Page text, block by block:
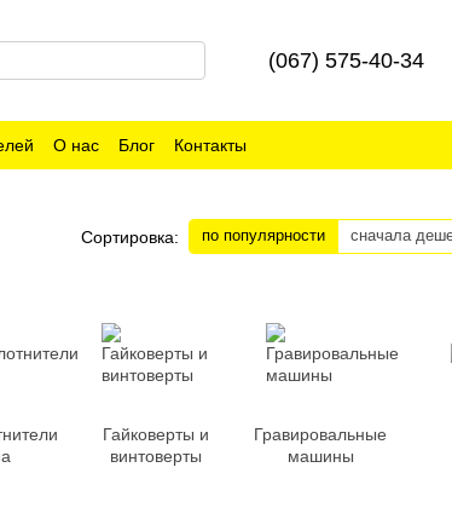
(067) 575-40-34
О нас Блог Контакты
Сортировка: по популярности сначала
Гайковерты и
винтоверты
Гравировальные
машины